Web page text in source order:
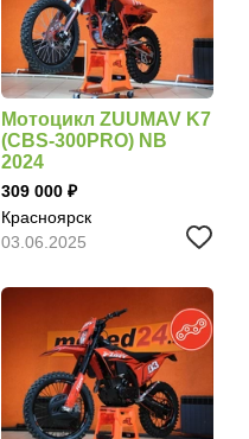
Мотоцикл ZUUMAV K7
(CBS-300PRO) NB
2024
309 000
Красноярск
03.06.2025